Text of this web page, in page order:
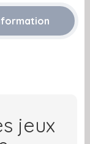
jeux